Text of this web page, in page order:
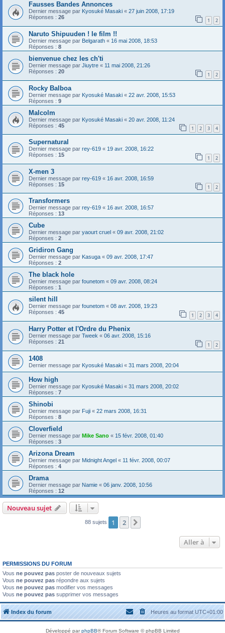
Fausses Bandes Annonces
Dernier message par Kyosuké Masaki « 27 juin 2008, 17:19
Réponses : 26 1 2
Naruto Shipuuden ! le film !!
Dernier message par Belgarath « 16 mai 2008, 18:53
Réponses : 8
bienvenue chez les ch'ti
Dernier message par Jiuytre « 11 mai 2008, 21:26
Réponses : 20 1 2
Rocky Balboa
Dernier message par Kyosuké Masaki « 22 avr. 2008, 15:53
Réponses : 9
Malcolm
Dernier message par Kyosuké Masaki « 20 avr. 2008, 11:24
Réponses : 45 1 2 3 4
Supernatural
Dernier message par rey-619 « 19 avr. 2008, 16:22
Réponses : 15 1 2
X-men 3
Dernier message par rey-619 « 16 avr. 2008, 16:59
Réponses : 15 1 2
Transformers
Dernier message par rey-619 « 16 avr. 2008, 16:57
Réponses : 13
Cube
Dernier message par yaourt cruel « 09 avr. 2008, 21:02
Réponses : 2
Gridiron Gang
Dernier message par Kasuga « 09 avr. 2008, 17:47
Réponses : 2
The black hole
Dernier message par founetom « 09 avr. 2008, 08:24
Réponses : 1
silent hill
Dernier message par founetom « 08 avr. 2008, 19:23
Réponses : 45 1 2 3 4
Harry Potter et l'Ordre du Phenix
Dernier message par Tweek « 06 avr. 2008, 15:16
Réponses : 21 1 2
1408
Dernier message par Kyosuké Masaki « 31 mars 2008, 20:04
How high
Dernier message par Kyosuké Masaki « 31 mars 2008, 20:02
Réponses : 7
Shinobi
Dernier message par Fuji « 22 mars 2008, 16:31
Réponses : 8
Cloverfield
Dernier message par Mike Sano « 15 févr. 2008, 01:40
Réponses : 3
Arizona Dream
Dernier message par Midnight Angel « 11 févr. 2008, 00:07
Réponses : 4
Drama
Dernier message par Namie « 06 janv. 2008, 10:56
Réponses : 12
Nouveau sujet
88 sujets 1 2
Aller à
PERMISSIONS DU FORUM
Vous ne pouvez pas poster de nouveaux sujets
Vous ne pouvez pas répondre aux sujets
Vous ne pouvez pas modifier vos messages
Vous ne pouvez pas supprimer vos messages
Index du forum Heures au formatUTC+01:00
Développé parphpBB® Forum Software © phpBB Limited